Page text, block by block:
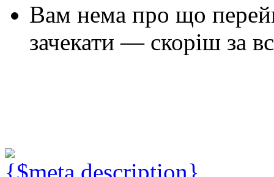
Вам нема про що
зачекати — скоріш за